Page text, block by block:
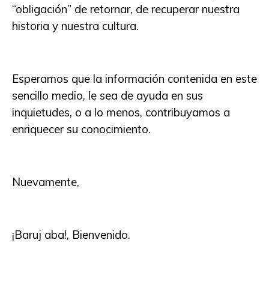
“obligación” de retornar, de recuperar nuestra
historia y nuestra cultura.
Esperamos que la información contenida en este
sencillo medio, le sea de ayuda en sus
inquietudes, o a lo menos, contribuyamos a
enriquecer su conocimiento.
Nuevamente,
¡Baruj aba!, Bienvenido.